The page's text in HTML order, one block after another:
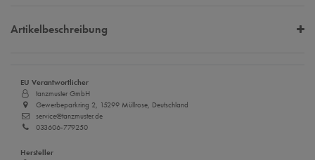
Artikelbeschreibung
EU Verantwortlicher
tanzmuster GmbH
Gewerbeparkring 2, 15299 Müllrose, Deutschland
service@tanzmuster.de
033606-779250
Hersteller